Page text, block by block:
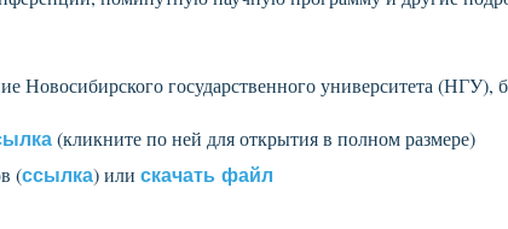
Новосибирского государственного университета (НГУ),
(кликните по ней для открытия в полном размере)
(ссылка) или скачать файл